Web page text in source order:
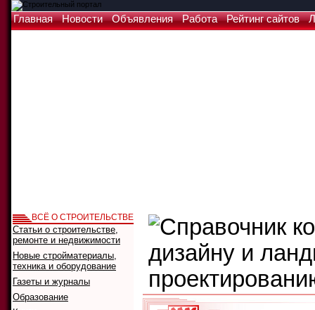
Главная Новости Объявления Работа Рейтинг сайтов
ВСЁ О СТРОИТЕЛЬСТВЕ
Статьи о строительстве,
ремонте и недвижимости
Новые стройматериалы,
техника и оборудование
Газеты и журналы
Образование